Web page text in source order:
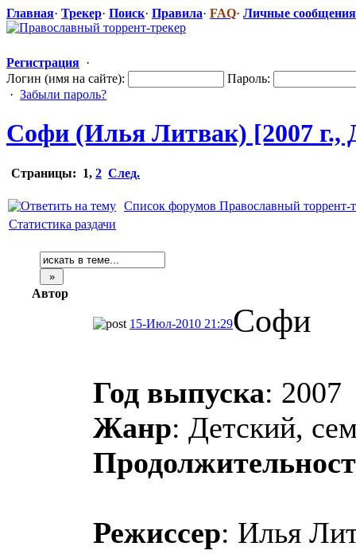
Главная· Трекер· Поиск· Правила· FAQ· Личные сообщения
Регистрация ·
Логин (имя на сайте):
Пароль:
· Забыли пароль?
Софи (Илья Литвак) [2007 г.,
Страницы: 1, 2 След.
Список форумов Православный торрент-
Статистика раздачи
Автор
15-Июл-2010 21:29Софи
Год выпуска: 2007
Жанр: Детский,
Режиссер: Илья